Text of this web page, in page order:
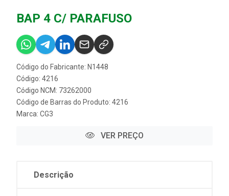
BAP 4 C/ PARAFUSO
Código do Fabricante: N1448
Código: 4216
Código NCM: 73262000
Código de Barras do Produto: 4216
Marca: CG3
VER PREÇO
Descrição